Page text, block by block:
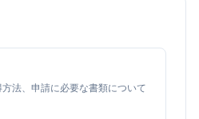
法、申請に必要な書類について